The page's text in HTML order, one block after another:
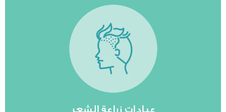
عيادات زراعة الشعر
الطبية بتقنيات وأيدي عالمية لعيادات زراعة
الوطن العربي وتركيا "زراعة الشعر بالاقتطاف،
الشعر، علاج الشعر بالأوكسجين، زراعة
شعر الحواجب، زراعة شعر الذقن للرجال"
مشاهدة المزيد